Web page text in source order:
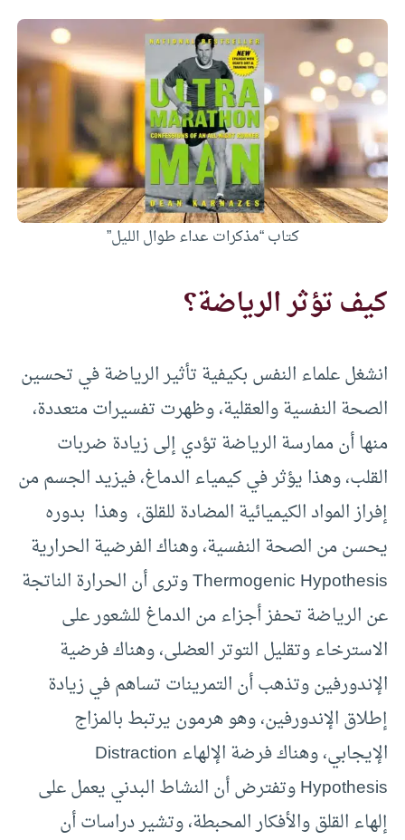
كتاب “مذكرات عداء طوال الليل”
كيف تؤثر الرياضة؟
انشغل علماء النفس بكيفية تأثير الرياضة في تحسين
الصحة النفسية والعقلية، وظهرت تفسيرات متعددة،
منها أن ممارسة الرياضة تؤدي إلى زيادة ضربات
القلب، وهذا يؤثر في كيمياء الدماغ، فيزيد الجسم من
إفراز المواد الكيميائية المضادة للقلق، وهذا بدوره
يحسن من الصحة النفسية، وهناك الفرضية الحرارية
Thermogenic Hypothesis وترى أن الحرارة الناتجة
عن الرياضة تحفز أجزاء من الدماغ للشعور على
الاسترخاء وتقليل التوتر العضلى، وهناك فرضية
الإندورفين وتذهب أن التمرينات تساهم في زيادة
إطلاق الإندورفين، وهو هرمون يرتبط بالمزاج
الإيجابي، وهناك فرضة الإلهاء Distraction
Hypothesis وتفترض أن النشاط البدني يعمل على
إلهاء القلق والأفكار المحبطة، وتشير دراسات أن